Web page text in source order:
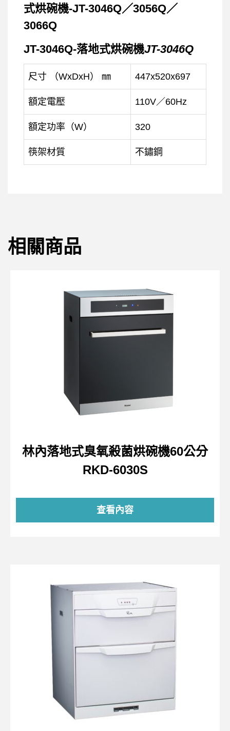
JT-3046Q-落地式烘碗機JT-3046Q
尺寸 （WxDxH） ㎜ 447x520x697
額定電壓 110V／60Hz
額定功率（W） 320
筷架材質 不鏽鋼
相關商品
林內落地式臭氧殺菌烘碗機60公分
RKD-6030S
查看內容